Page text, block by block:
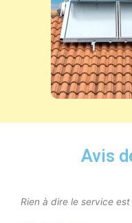
Avis
Rien à dire le service